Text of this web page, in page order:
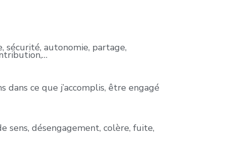
sécurité, autonomie, partage,
dans ce que j’accomplis, être engagé
sens, désengagement, colère, fuite,